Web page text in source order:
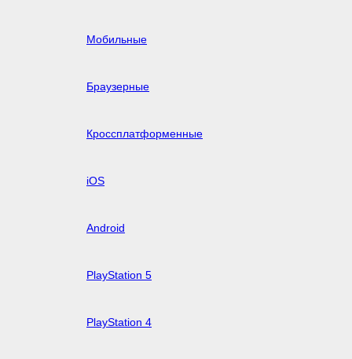
Мобильные
Браузерные
Кроссплатформенные
iOS
Android
PlayStation 5
PlayStation 4